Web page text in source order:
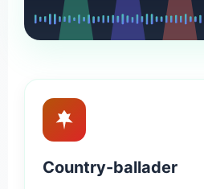
Country-ballader